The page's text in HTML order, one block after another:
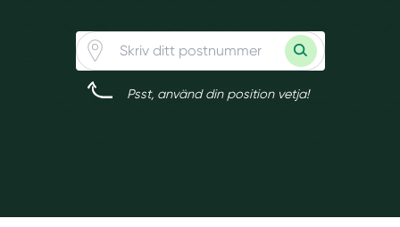
Psst, använd din position vetja!